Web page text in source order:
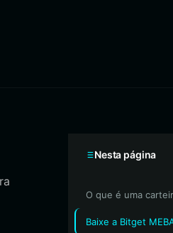
Nesta página
O que é uma
Baixe a Bitget